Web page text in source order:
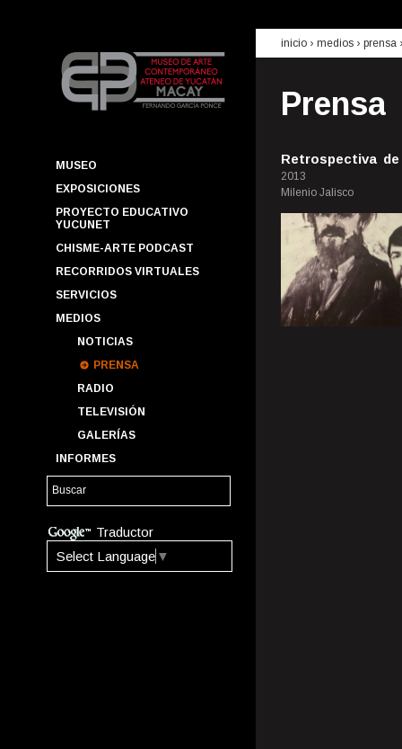
MUSEO
EXPOSICIONES
PROYECTO EDUCATIVO
YUCUNET
CHISME-ARTE PODCAST
RECORRIDOS VIRTUALES
SERVICIOS
MEDIOS
NOTICIAS
PRENSA
RADIO
TELEVISIÓN
GALERÍAS
INFORMES
Traductor
Select Language ▼
inicio › medios › prensa
Prensa
Retrospectiva
2013
Milenio Jalisco